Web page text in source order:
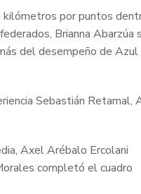
por puntos
Brianna Abarzúa
del desempeño de Azul
Sebastián Retamal,
Axel Arébalo Ercolani
completó el cuadro